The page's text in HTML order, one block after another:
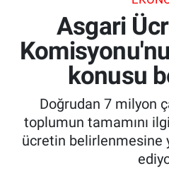
Asgari
konusu
Doğrudan 7 milyon
toplumun tamamını
ücretin belirlenmesine
SPOR
EKONOMİ
SAĞLIK
Süper Lig Puan
Tüm Manşetler
Son Dakika Haberleri